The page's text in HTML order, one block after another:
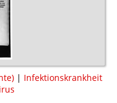
| Infektionskrankheit